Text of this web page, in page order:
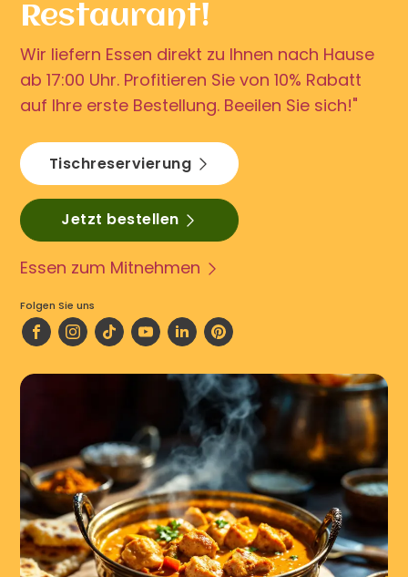
Restaurant!
Wir liefern Essen direkt zu Ihnen nach Hause
ab 17:00 Uhr. Profitieren Sie von 10% Rabatt
auf Ihre erste Bestellung. Beeilen Sie sich!"
Tischreservierung
Jetzt bestellen
Essen zum Mitnehmen
Folgen Sie uns